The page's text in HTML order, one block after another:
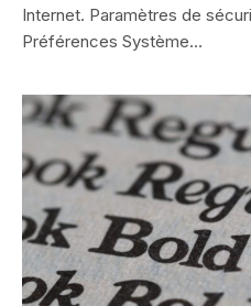
Internet. Paramètres de
Préférences Système…